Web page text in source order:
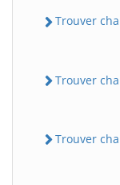
Trouver
Trouver
Trouver